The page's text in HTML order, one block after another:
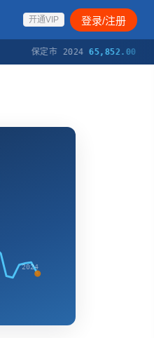
开通VIP 登录/注册
保定市 2024 65,852.00
2024